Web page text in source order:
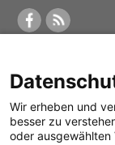
Was ist der Merkur?
Herausgeber /
Redaktion
Wir erheben und
besser zu
oder